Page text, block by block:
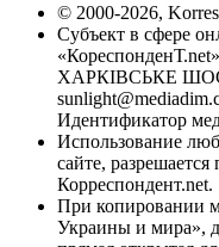
© 2000-2026,
Субъект в сфере
ХАРКІВСЬКЕ
Идентификатор
Использование
сайте,
Корреспондент.net.
При копировании
Украины и мира»,